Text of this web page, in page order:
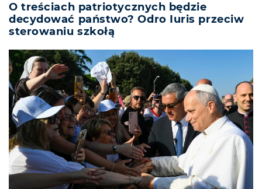
O treściach patriotycznych będzie
decydować państwo? Odro Iuris przeciw
sterowaniu szkołą